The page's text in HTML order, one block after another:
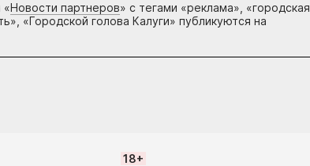
«Новости партнеров» с тегами «реклама», «городская
«Городской голова Калуги» публикуются на
18+